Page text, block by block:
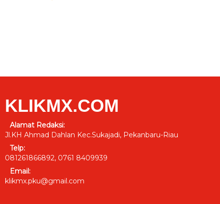
KLIKMX.COM
Alamat Redaksi:
Jl.KH Ahmad Dahlan Kec.Sukajadi, Pekanbaru-Riau
Telp:
081261866892, 0761 8409939
Email:
klikmx.pku@gmail.com